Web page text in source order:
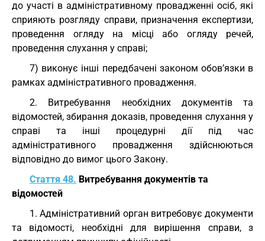
до участі в адміністративному провадженні осіб, які
сприяють розгляду справи, призначення експертизи,
проведення огляду на місці або огляду речей,
проведення слухання у справі;
7) виконує інші передбачені законом обов’язки в
рамках адміністративного провадження.
2. Витребування необхідних документів та
відомостей, збирання доказів, проведення слухання у
справі та інші процедурні дії під час
адміністративного провадження здійснюються
відповідно до вимог цього Закону.
Стаття 48. Витребування документів та
відомостей
1. Адміністративний орган витребовує документи
та відомості, необхідні для вирішення справи, з